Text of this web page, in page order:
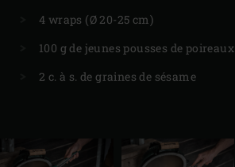
4 wraps (Ø 20-25 cm)
100 g de jeunes pousses de poireaux
2 c. à s. de graines de sésame